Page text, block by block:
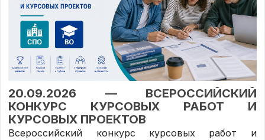
20.09.2026 — ВСЕРОССИЙСКИЙ
КОНКУРС КУРСОВЫХ РАБОТ И
КУРСОВЫХ ПРОЕКТОВ
Всероссийский конкурс курсовых работ и